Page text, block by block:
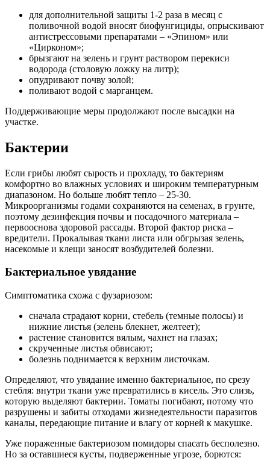
для дополнительной защиты 1-2 раза в месяц с
поливочной водой вносят биофунгициды, опрыскивают
антистрессовыми препаратами – «Эпином» или
«Цирконом»;
брызгают на зелень и грунт раствором перекиси
водорода (столовую ложку на литр);
опудривают почву золой;
поливают водой с марганцем.
Поддерживающие меры продолжают после высадки на
участке.
Бактерии
Если грибы любят сырость и прохладу, то бактериям
комфортно во влажных условиях и широким температурным
диапазоном. Но больше любят тепло – 25-30.
Микроорганизмы годами сохраняются на семенах, в грунте,
поэтому дезинфекция почвы и посадочного материала –
первооснова здоровой рассады. Второй фактор риска –
вредители. Прокалывая ткани листа или обгрызая зелень,
насекомые и клещи заносят возбудителей болезни.
Бактериальное увядание
Симптоматика схожа с фузариозом:
сначала страдают корни, стебель (темные полосы) и
нижние листья (зелень блекнет, желтеет);
растение становится вялым, чахнет на глазах;
скрученные листья обвисают;
болезнь поднимается к верхним листочкам.
Определяют, что увядание именно бактериальное, по срезу
стебля: внутри ткани уже превратились в кисель. Это слизь,
которую выделяют бактерии. Томаты погибают, потому что
разрушены и забиты отходами жизнедеятельности паразитов
каналы, передающие питание и влагу от корней к макушке.
Уже пораженные бактериозом помидоры спасать бесполезно.
Но за оставшиеся кусты, подверженные угрозе, борются: